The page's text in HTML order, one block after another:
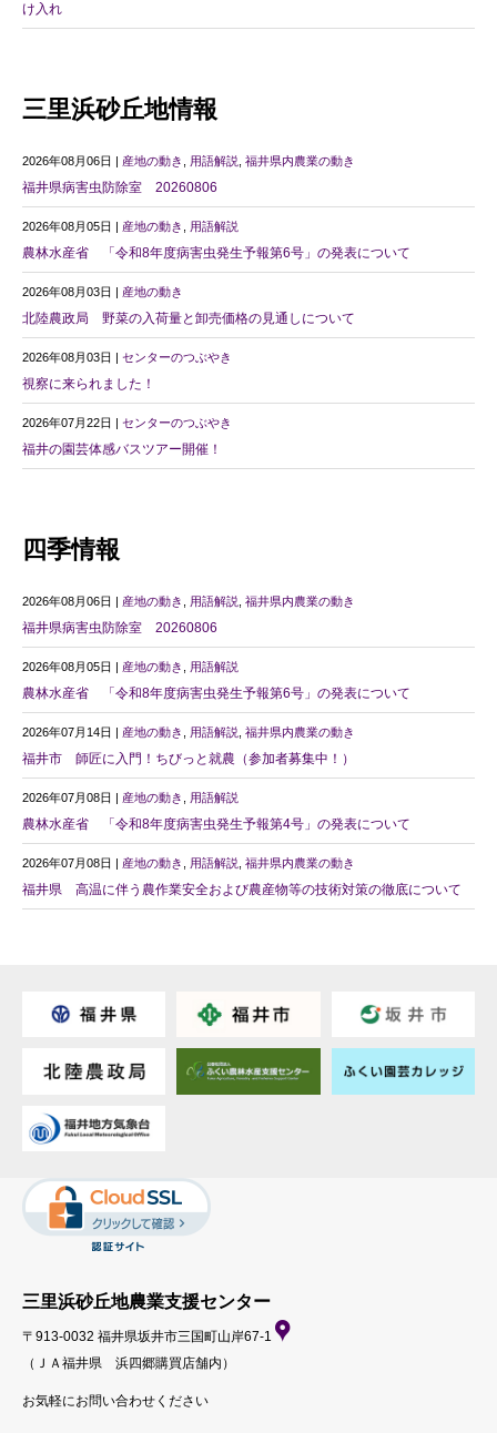
け入れ
三里浜砂丘地情報
2026年08月06日 | 産地の動き 用語解説 福井県内農業の動き
福井県病害虫防除室 20260806
2026年08月05日 | 産地の動き 用語解説
農林水産省 「令和8年度病害虫発生予報第6号」の発表について
2026年08月03日 | 産地の動き
北陸農政局 野菜の入荷量と卸売価格の見通しについて
2026年08月03日 | センターのつぶやき
視察に来られました！
2026年07月22日 | センターのつぶやき
福井の園芸体感バスツアー開催！
四季情報
2026年08月06日 | 産地の動き 用語解説 福井県内農業の動き
福井県病害虫防除室 20260806
2026年08月05日 | 産地の動き 用語解説
農林水産省 「令和8年度病害虫発生予報第6号」の発表について
2026年07月14日 | 産地の動き 用語解説 福井県内農業の動き
福井市 師匠に入門！ちびっと就農（参加者募集中！）
2026年07月08日 | 産地の動き 用語解説
農林水産省 「令和8年度病害虫発生予報第4号」の発表について
2026年07月08日 | 産地の動き 用語解説 福井県内農業の動き
福井県 高温に伴う農作業安全および農産物等の技術対策の徹底について
三里浜砂丘地農業支援センター
〒913-0032 福井県坂井市三国町山岸67-1
（ＪＡ福井県 浜四郷購買店舗内）
お気軽にお問い合わせください